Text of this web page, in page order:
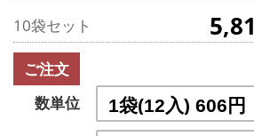
10袋セット
ご注文
数単位